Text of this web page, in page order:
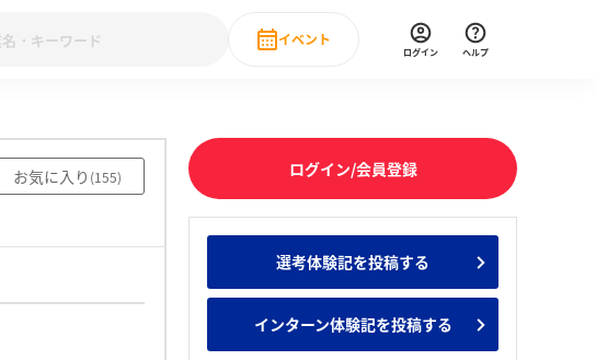
みんなの新卒就職人気企業ランキング みんなのインターン人気企業ランキ
28卒 IT・DX現場社員インタビュー
イベント
直近のイベント一覧
ログイン ヘルプ
お気に入り (155)
ログイン/会員登録
選考体験記を投稿する
インターン体験記を投稿する